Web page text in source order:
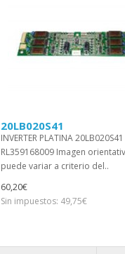
20LB020S41
INVERTER PLATINA
RL359168009 Imagen
puede variar a criterio del..
60,20€
Sin impuestos: 49,75€